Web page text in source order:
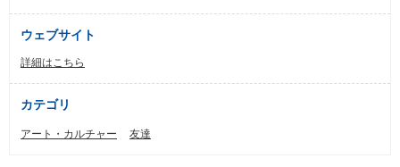
ウェブサイト
詳細はこちら
カテゴリ
アート・カルチャー 友達